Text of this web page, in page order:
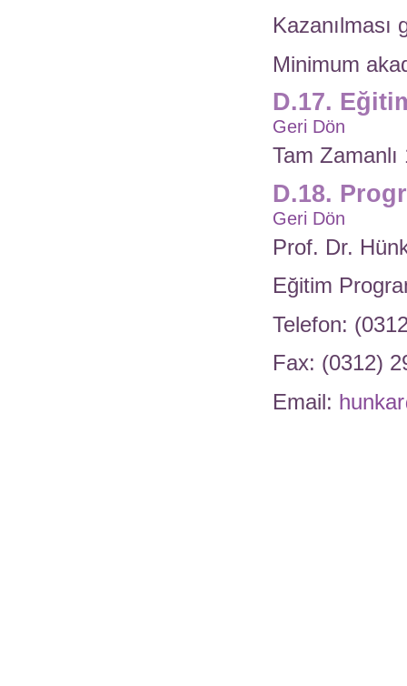
Minimum
D.17.
Geri Dön
Tam
D.18.
Geri Dön
Prof. Dr.
Eğitim
Telefon:
Fax: (0312)
Email: